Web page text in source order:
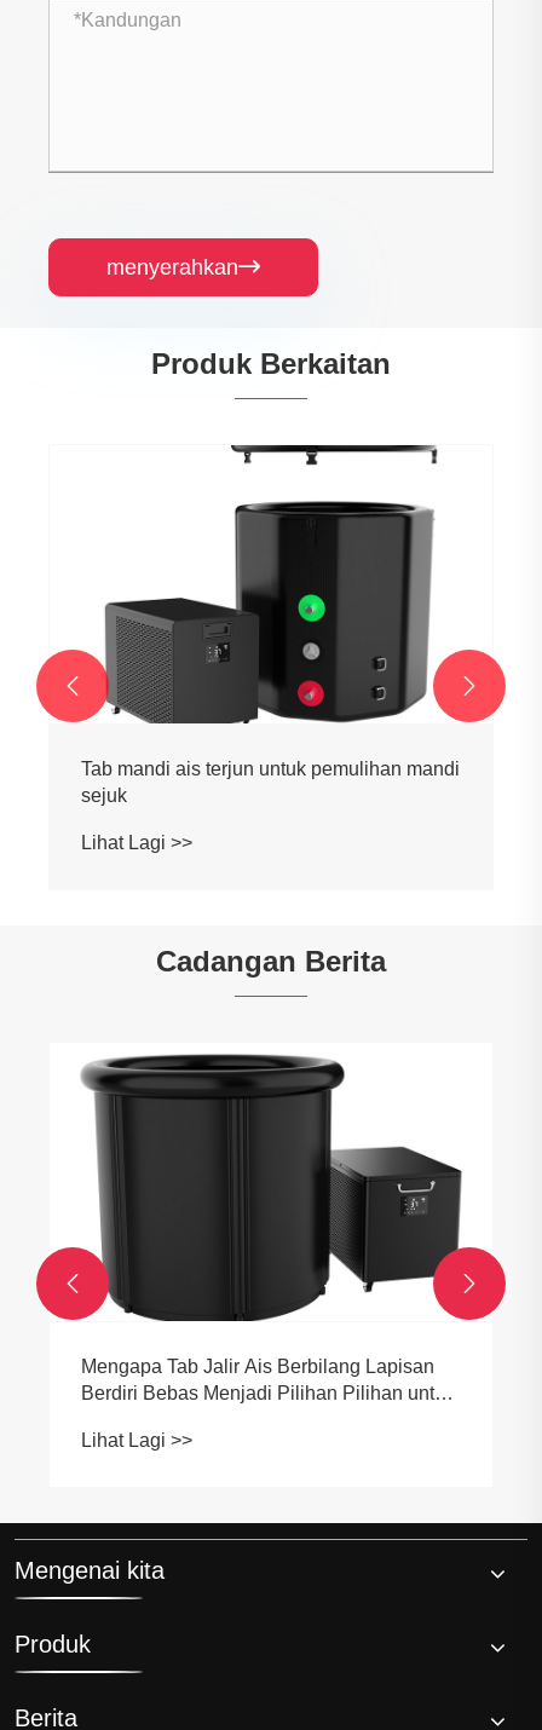
menyerahkan
Produk Berkaitan
Ice Ice Plunge Tub Dewasa untuk Chiller
Mandi Ais
Lihat Lagi >>
 
Cadangan Berita
Kenapa anda harus memilih kecekapan
tinggi pelepasan air 1.5 hp sejuk?
Lihat Lagi >>
 
Mengenai kita
Produk
Berita